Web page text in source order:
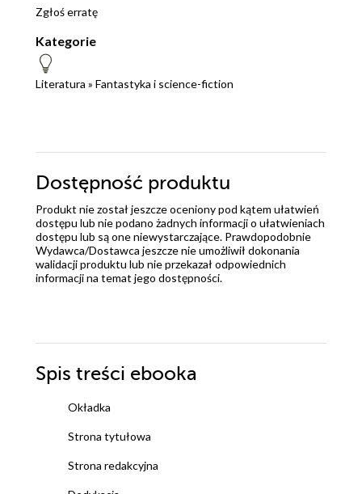
Zgłoś erratę
Kategorie
Literatura » Fantastyka i science-fiction
Dostępność produktu
Produkt nie został jeszcze oceniony pod kątem ułatwień
dostępu lub nie podano żadnych informacji o ułatwieniach
dostępu lub są one niewystarczające. Prawdopodobnie
Wydawca/Dostawca jeszcze nie umożliwił dokonania
walidacji produktu lub nie przekazał odpowiednich
informacji na temat jego dostępności.
Spis treści ebooka
Okładka
Strona tytułowa
Strona redakcyjna